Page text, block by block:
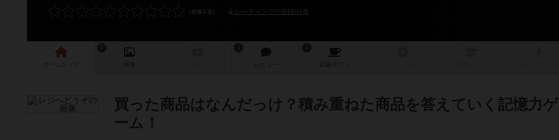
レーティングの登録/分布
ゲーム 画像 レビュー 店舗/ カフェ
買った商品はなんだっけ？積み重ねた商品を答えていく記憶力ゲ
ーム！